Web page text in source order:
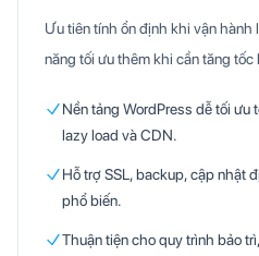
Ưu tiên tính ổn định khi vận
năng tối ưu thêm khi cần tăng tốc
Nền tảng WordPress dễ tối ưu
lazy load và CDN.
Hỗ trợ SSL, backup, cập nhật
phổ biến.
Thuận tiện cho quy trình bảo